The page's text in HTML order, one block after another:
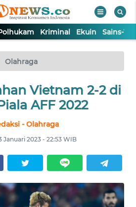
Kriminal Ekuin Sains-
Olahraga
Vietnam 2-2 di
AFF 2022
- Olahraga
Januari 2023 - 22:53 WIB